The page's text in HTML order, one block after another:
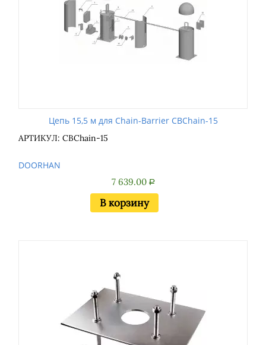
Цепь 15,5 м для Chain-Barrier CBChain-15
АРТИКУЛ: CBChain-15
DOORHAN
7 639.00 Р
В корзину